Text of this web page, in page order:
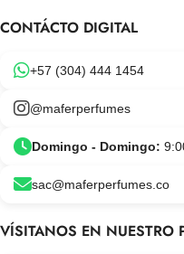
CONTÁCTO DIGITAL
+57 (304) 444 1454
@maferperfumes
Domingo - Domingo:
sac@maferperfumes.co
VÍSITANOS EN NUESTRO